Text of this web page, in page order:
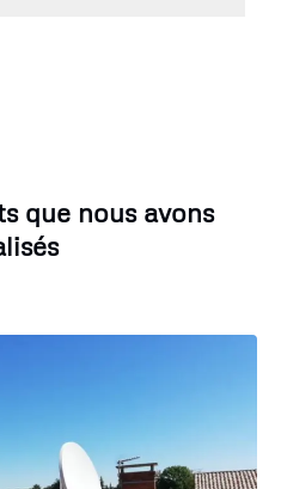
que nous avons